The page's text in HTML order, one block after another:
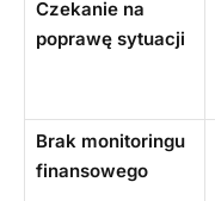
Czekanie na
poprawę sytuacji
Brak monitoringu
finansowego